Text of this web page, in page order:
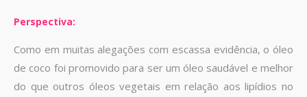
Perspectiva:
Como em muitas alegações com escassa evidência, o óleo
de coco foi promovido para ser um óleo saudável e melhor
do que outros óleos vegetais em relação aos lipídios no